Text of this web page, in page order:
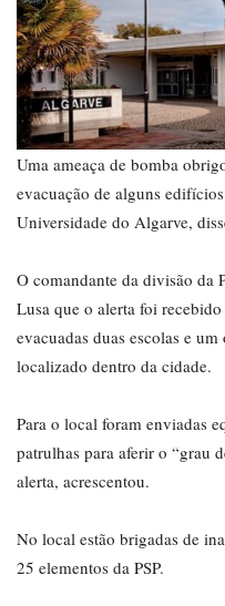
Uma ameaça de bomba
evacuação de alguns
Universidade do Algarve,
O comandante da divisão da
Lusa que o alerta foi
evacuadas duas escolas e
localizado dentro da cidade.
Para o local foram enviadas
patrulhas para aferir o “grau
alerta, acrescentou.
No local estão brigadas de
25 elementos da PSP.